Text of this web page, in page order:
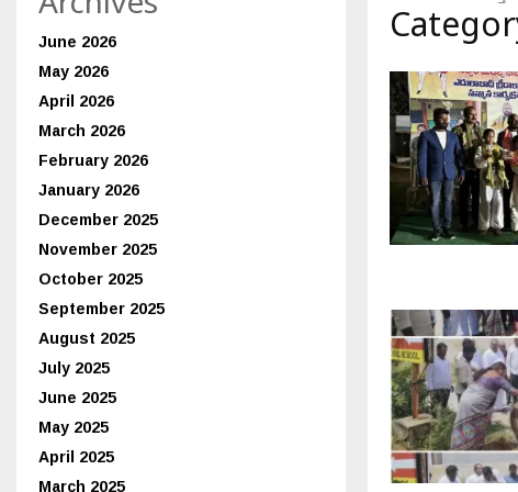
June 2026
May 2026
April 2026
March 2026
February 2026
January 2026
December 2025
November 2025
October 2025
September 2025
August 2025
July 2025
June 2025
May 2025
April 2025
March 2025